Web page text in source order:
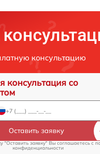
консультацию
консультация со
Оставить заявку
"Оставить заявку" Вы соглашаетесь c
конфиденциальности